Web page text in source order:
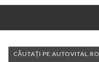
CĂUTAȚI PE AUTOVITAL.RO